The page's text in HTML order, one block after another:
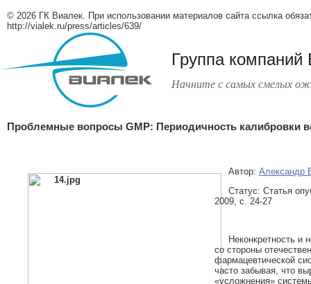
Группа
Начните с самых смелых
Проблемные вопросы GMP: Периодичность калибровки
Автор: Александр
Статус: Статья
2009, с. 24-27
Неконкретность и
со стороны
фармацевтической
часто забывая, что
«усложнения»
© 2026 ГК Виалек. При использовании материалов сайта ссылка
http://vialek.ru/press/articles/639/